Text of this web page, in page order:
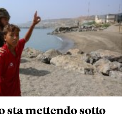
sta mettendo sotto